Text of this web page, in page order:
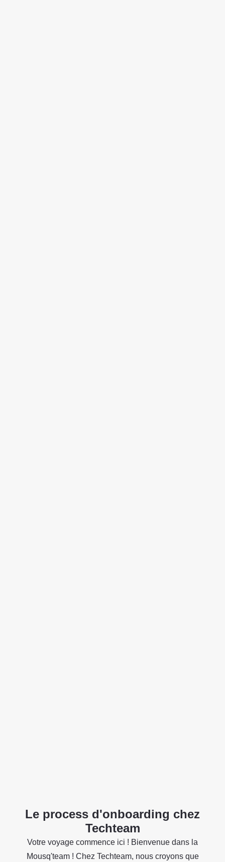
Le process d'onboarding chez
Techteam
Votre voyage commence ici ! Bienvenue dans la
Mousq'team ! Chez Techteam, nous croyons que